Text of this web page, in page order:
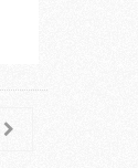
138